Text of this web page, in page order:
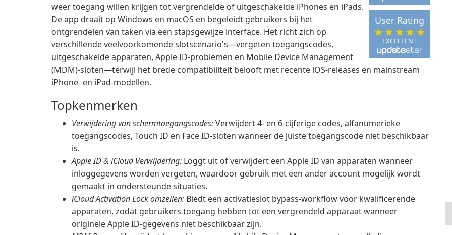
EXCELLENT
User Rating
weer toegang willen krijgen tot vergrendelde of uitgeschakelde iPhones en iPads.
De app draait op Windows en macOS en begeleidt gebruikers bij het
ontgrendelen van taken via een stapsgewijze interface. Het richt zich op
verschillende veelvoorkomende slotscenario's—vergeten toegangscodes,
uitgeschakelde apparaten, Apple ID-problemen en Mobile Device Management
(MDM)-sloten—terwijl het brede compatibiliteit belooft met recente iOS-releases en mainstream
iPhone- en iPad-modellen.
Topkenmerken
Verwijdering van schermtoegangscodes:Verwijdert 4- en 6-cijferige codes, alfanumerieke
toegangscodes, Touch ID en Face ID-sloten wanneer de juiste toegangscode niet beschikbaar
is.
Apple ID & iCloud Verwijdering: Loggt uit of verwijdert een Apple ID van apparaten wanneer
inloggegevens worden vergeten, waardoor gebruik met een ander account mogelijk wordt
gemaakt in ondersteunde situaties.
iCloud Activation Lock omzeilen: Biedt een activatieslot bypass-workflow voor kwalificerende
apparaten, zodat gebruikers toegang hebben tot een vergrendeld apparaat wanneer
originele Apple ID-gegevens niet beschikbaar zijn.